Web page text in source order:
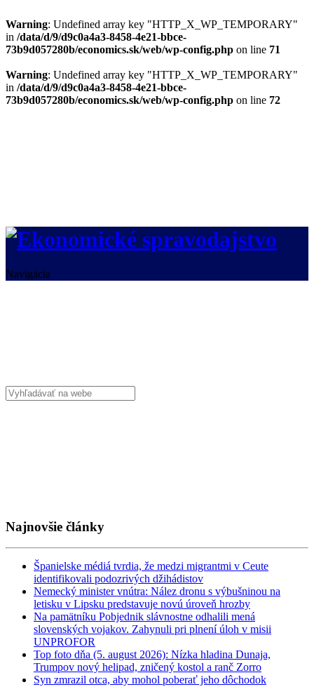
Warning: Undefined array key "HTTP_X_WP_TEMPORARY"
in /data/d/9/d9c0a4a3-8458-4e21-bbce-
73b9d057280b/economics.sk/web/wp-config.php on line 71
Warning: Undefined array key "HTTP_X_WP_TEMPORARY"
in /data/d/9/d9c0a4a3-8458-4e21-bbce-
73b9d057280b/economics.sk/web/wp-config.php on line 72
Navigácia
Najnovšie články
Španielske médiá tvrdia, že medzi migrantmi v Ceute
identifikovali podozrivých džihádistov
Nemecký minister vnútra: Nález dronu s výbušninou na
letisku v Lipsku predstavuje novú úroveň hrozby
Na pamätníku Pobjednik slávnostne odhalili mená
slovenských vojakov. Zahynuli pri plnení úloh v misii
UNPROFOR
Top foto dňa (5. august 2026): Nízka hladina Dunaja,
Trumpov nový helipad, zničený kostol a ranč Zorro
Syn zmrazil otca, aby mohol poberať jeho dôchodok